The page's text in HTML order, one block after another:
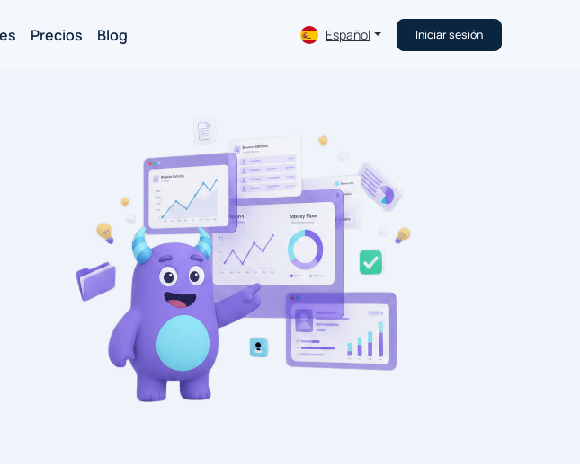
Precios Blog Español Iniciar sesión